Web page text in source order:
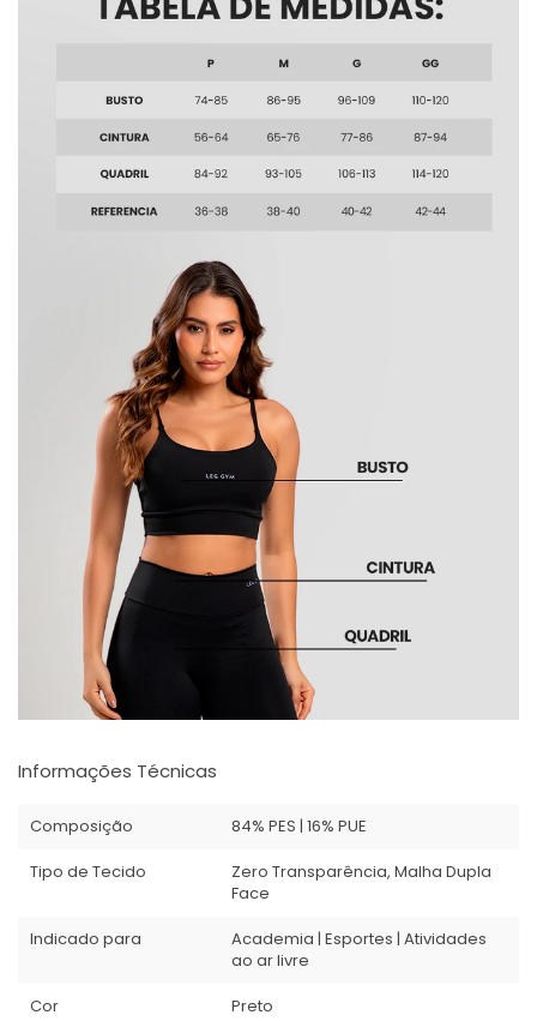
Informações Técnicas
Composição
84% PES | 16% PUE
Tipo de Tecido
Zero Transparência, Malha Dupla
Face
Indicado para
Academia | Esportes | Atividades
ao ar livre
Cor
Preto